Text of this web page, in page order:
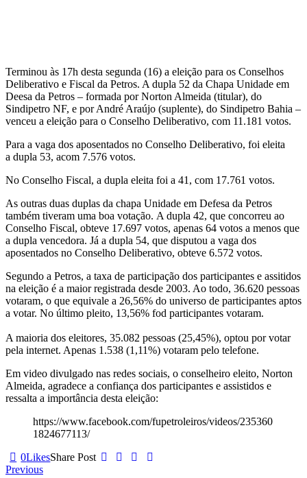
Terminou às 17h desta segunda (16) a eleição para os Conselhos
Deliberativo e Fiscal da Petros. A dupla 52 da Chapa Unidade em
Deesa da Petros – formada por Norton Almeida (titular), do
Sindipetro NF, e por André Araújo (suplente), do Sindipetro Bahia –
venceu a eleição para o Conselho Deliberativo, com 11.181 votos.
Para a vaga dos aposentados no Conselho Deliberativo, foi eleita
a dupla 53, acom 7.576 votos.
No Conselho Fiscal, a dupla eleita foi a 41, com 17.761 votos.
As outras duas duplas da chapa Unidade em Defesa da Petros
também tiveram uma boa votação. A dupla 42, que concorreu ao
Conselho Fiscal, obteve 17.697 votos, apenas 64 votos a menos que
a dupla vencedora. Já a dupla 54, que disputou a vaga dos
aposentados no Conselho Deliberativo, obteve 6.572 votos.
Segundo a Petros, a taxa de participação dos participantes e assitidos
na eleição é a maior registrada desde 2003. Ao todo, 36.620 pessoas
votaram, o que equivale a 26,56% do universo de participantes aptos
a votar. No último pleito, 13,56% fod participantes votaram.
A maioria dos eleitores, 35.082 pessoas (25,45%), optou por votar
pela internet. Apenas 1.538 (1,11%) votaram pelo telefone.
Em video divulgado nas redes sociais, o conselheiro eleito, Norton
Almeida, agradece a confiança dos participantes e assistidos e
ressalta a importância desta eleição:
https://www.facebook.com/fupetroleiros/videos/235360
1824677113/
0LikesShare Post
Previous